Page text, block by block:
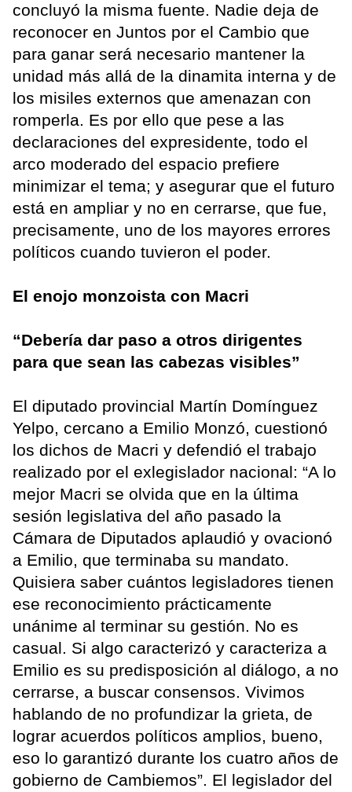
concluyó la misma fuente. Nadie deja de
reconocer en Juntos por el Cambio que
para ganar será necesario mantener la
unidad más allá de la dinamita interna y de
los misiles externos que amenazan con
romperla. Es por ello que pese a las
declaraciones del expresidente, todo el
arco moderado del espacio prefiere
minimizar el tema; y asegurar que el futuro
está en ampliar y no en cerrarse, que fue,
precisamente, uno de los mayores errores
políticos cuando tuvieron el poder.
El enojo monzoista con Macri
“Debería dar paso a otros dirigentes
para que sean las cabezas visibles”
El diputado provincial Martín Domínguez
Yelpo, cercano a Emilio Monzó, cuestionó
los dichos de Macri y defendió el trabajo
realizado por el exlegislador nacional: “A lo
mejor Macri se olvida que en la última
sesión legislativa del año pasado la
Cámara de Diputados aplaudió y ovacionó
a Emilio, que terminaba su mandato.
Quisiera saber cuántos legisladores tienen
ese reconocimiento prácticamente
unánime al terminar su gestión. No es
casual. Si algo caracterizó y caracteriza a
Emilio es su predisposición al diálogo, a no
cerrarse, a buscar consensos. Vivimos
hablando de no profundizar la grieta, de
lograr acuerdos políticos amplios, bueno,
eso lo garantizó durante los cuatro años de
gobierno de Cambiemos”. El legislador del